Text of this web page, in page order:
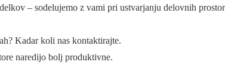
– sodelujemo z vami pri ustvarjanju delovnih
Kadar koli nas kontaktirajte.
naredijo bolj produktivne.